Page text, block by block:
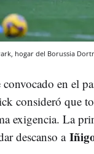
hogar del Borussia
convocado en el
consideró que
exigencia. La
descanso a